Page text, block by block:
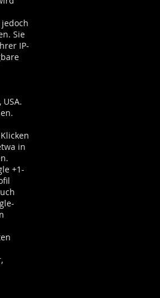
Sie
IP-
in
+1-